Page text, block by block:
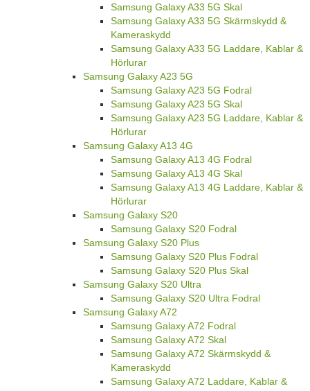
Samsung Galaxy A33 5G Skal
Samsung Galaxy A33 5G Skärmskydd &
Kameraskydd
Samsung Galaxy A33 5G Laddare, Kablar &
Hörlurar
Samsung Galaxy A23 5G
Samsung Galaxy A23 5G Fodral
Samsung Galaxy A23 5G Skal
Samsung Galaxy A23 5G Laddare, Kablar &
Hörlurar
Samsung Galaxy A13 4G
Samsung Galaxy A13 4G Fodral
Samsung Galaxy A13 4G Skal
Samsung Galaxy A13 4G Laddare, Kablar &
Hörlurar
Samsung Galaxy S20
Samsung Galaxy S20 Fodral
Samsung Galaxy S20 Plus
Samsung Galaxy S20 Plus Fodral
Samsung Galaxy S20 Plus Skal
Samsung Galaxy S20 Ultra
Samsung Galaxy S20 Ultra Fodral
Samsung Galaxy A72
Samsung Galaxy A72 Fodral
Samsung Galaxy A72 Skal
Samsung Galaxy A72 Skärmskydd &
Kameraskydd
Samsung Galaxy A72 Laddare, Kablar &